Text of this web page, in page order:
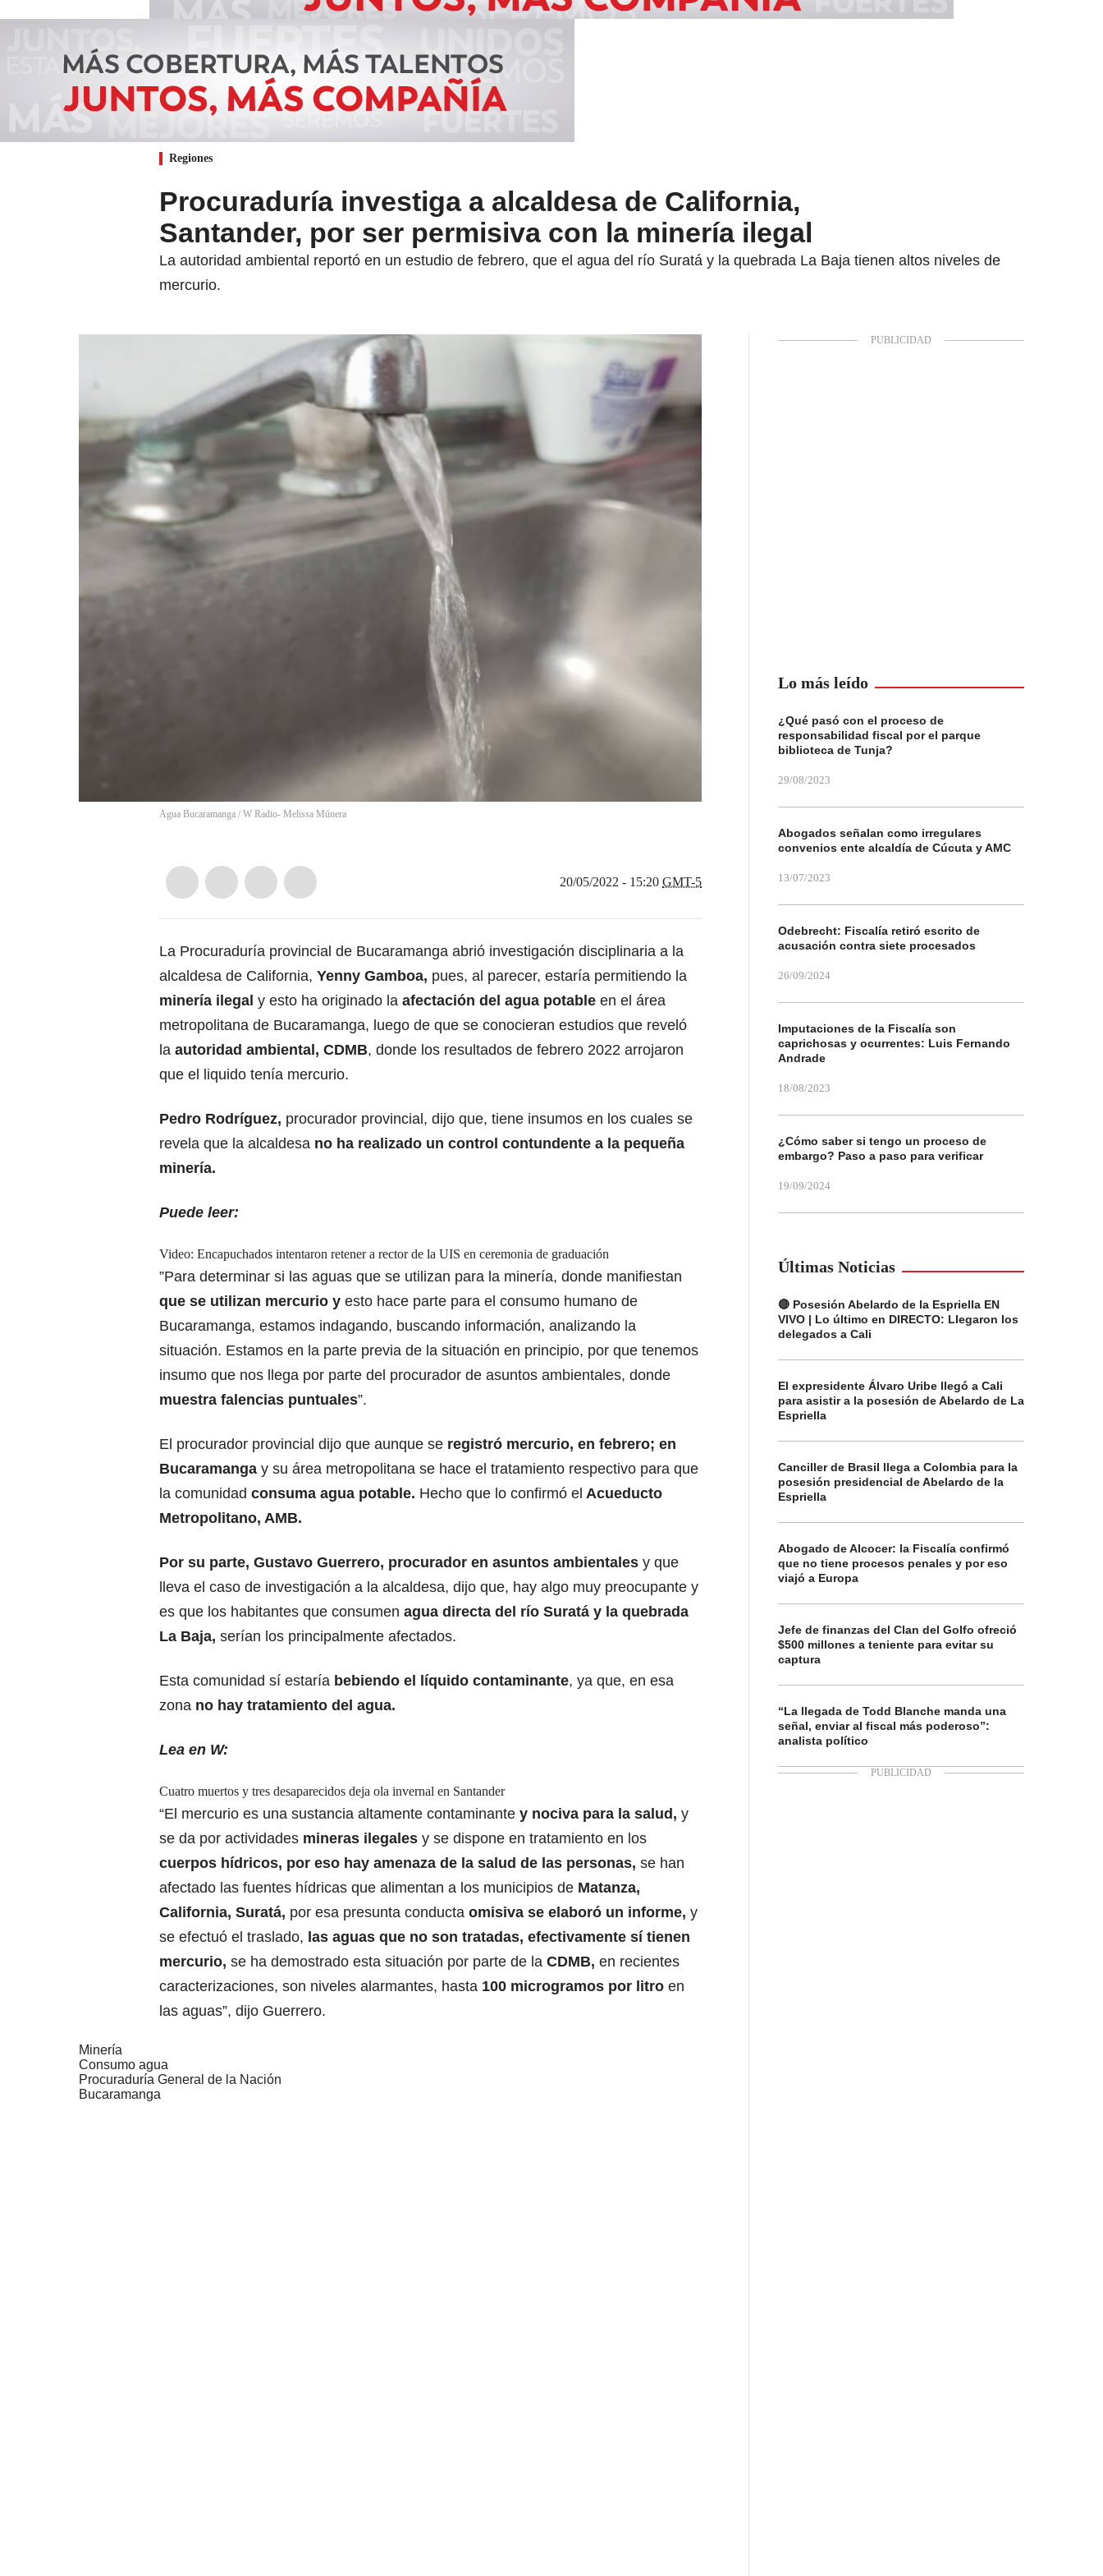
Regiones
Procuraduría investiga a alcaldesa de California,
Santander, por ser permisiva con la minería ilegal
La autoridad ambiental reportó en un estudio de febrero, que el agua del río Suratá y la quebrada La Baja tienen altos niveles de
mercurio.
Agua Bucaramanga / W Radio- Melissa Múnera
20/05/2022 - 15:20 GMT-5
La Procuraduría provincial de Bucaramanga abrió investigación disciplinaria a la
alcaldesa de California, Yenny Gamboa, pues, al parecer, estaría permitiendo la
minería ilegal y esto ha originado la afectación del agua potable en el área
metropolitana de Bucaramanga, luego de que se conocieran estudios que reveló
la autoridad ambiental, CDMB, donde los resultados de febrero 2022 arrojaron
que el liquido tenía mercurio.
Pedro Rodríguez, procurador provincial, dijo que, tiene insumos en los cuales se
revela que la alcaldesa no ha realizado un control contundente a la pequeña
minería.
Puede leer:
Video: Encapuchados intentaron retener a rector de la UIS en ceremonia de graduación
”Para determinar si las aguas que se utilizan para la minería, donde manifiestan
que se utilizan mercurio y esto hace parte para el consumo humano de
Bucaramanga, estamos indagando, buscando información, analizando la
situación. Estamos en la parte previa de la situación en principio, por que tenemos
insumo que nos llega por parte del procurador de asuntos ambientales, donde
muestra falencias puntuales”.
El procurador provincial dijo que aunque se registró mercurio, en febrero; en
Bucaramanga y su área metropolitana se hace el tratamiento respectivo para que
la comunidad consuma agua potable. Hecho que lo confirmó el Acueducto
Metropolitano, AMB.
Por su parte, Gustavo Guerrero, procurador en asuntos ambientales y que
lleva el caso de investigación a la alcaldesa, dijo que, hay algo muy preocupante y
es que los habitantes que consumen agua directa del río Suratá y la quebrada
La Baja, serían los principalmente afectados.
Esta comunidad sí estaría bebiendo el líquido contaminante, ya que, en esa
zona no hay tratamiento del agua.
Lea en W:
Cuatro muertos y tres desaparecidos deja ola invernal en Santander
“El mercurio es una sustancia altamente contaminante y nociva para la salud, y
se da por actividades mineras ilegales y se dispone en tratamiento en los
cuerpos hídricos, por eso hay amenaza de la salud de las personas, se han
afectado las fuentes hídricas que alimentan a los municipios de Matanza,
California, Suratá, por esa presunta conducta omisiva se elaboró un informe, y
se efectuó el traslado, las aguas que no son tratadas, efectivamente sí tienen
mercurio, se ha demostrado esta situación por parte de la CDMB, en recientes
caracterizaciones, son niveles alarmantes, hasta 100 microgramos por litro en
las aguas”, dijo Guerrero.
Minería
Consumo agua
Procuraduría General de la Nación
Bucaramanga
Lo más leído
¿Qué pasó con el proceso de
responsabilidad fiscal por el parque
biblioteca de Tunja?
29/08/2023
Abogados señalan como irregulares
convenios ente alcaldía de Cúcuta y AMC
13/07/2023
Odebrecht: Fiscalía retiró escrito de
acusación contra siete procesados
26/09/2024
Imputaciones de la Fiscalía son
caprichosas y ocurrentes: Luis Fernando
Andrade
18/08/2023
¿Cómo saber si tengo un proceso de
embargo? Paso a paso para verificar
19/09/2024
Últimas Noticias
🔴 Posesión Abelardo de la Espriella EN
VIVO | Lo último en DIRECTO: Llegaron los
delegados a Cali
El expresidente Álvaro Uribe llegó a Cali
para asistir a la posesión de Abelardo de La
Espriella
Canciller de Brasil llega a Colombia para la
posesión presidencial de Abelardo de la
Espriella
Abogado de Alcocer: la Fiscalía confirmó
que no tiene procesos penales y por eso
viajó a Europa
Jefe de finanzas del Clan del Golfo ofreció
$500 millones a teniente para evitar su
captura
“La llegada de Todd Blanche manda una
señal, enviar al fiscal más poderoso”:
analista político